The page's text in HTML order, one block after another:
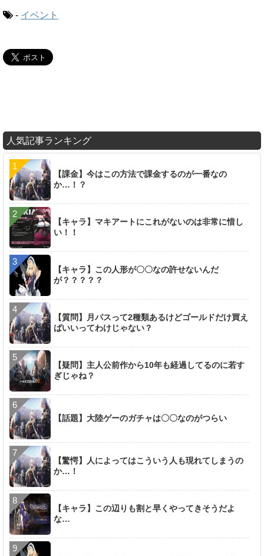
- イベント
人気記事ランキング
【課金】今はこの方法で課金するのが一番なの
か…！？
【キャラ】マキアートにこれがないのは非常に惜し
い！！
【キャラ】この人形が〇〇なの許せないんだ
が？？？？？
【質問】月パスって2種類あるけどゴールドだけ買え
ばいいってわけじゃない？
【疑問】主人公前作から10年も経過してるのに若す
ぎじゃね？
【話題】大陸ゲーのガチャは〇〇なのがつらい
【驚愕】人によってはこういう人も現れてしまうの
か…！
【キャラ】この辺りも割と早くやってきそうだよ
な…